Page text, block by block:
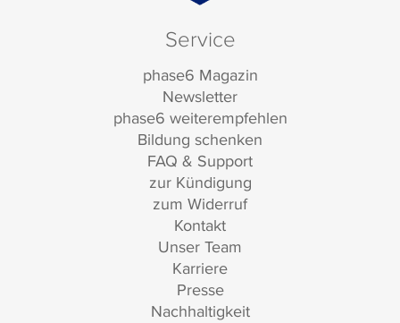
Service
phase6 Magazin
Newsletter
phase6 weiterempfehlen
Bildung schenken
FAQ & Support
zur Kündigung
zum Widerruf
Kontakt
Unser Team
Karriere
Presse
Nachhaltigkeit